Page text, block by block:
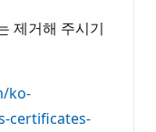
제거해 주시기
ko-
certificates-